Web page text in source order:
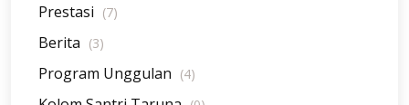
Prestasi (7)
Berita (3)
Program Unggulan (4)